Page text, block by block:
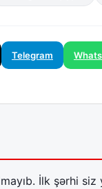
Telegram
İlk şərhi siz